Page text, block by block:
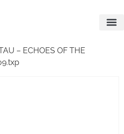
– ECHOES OF THE